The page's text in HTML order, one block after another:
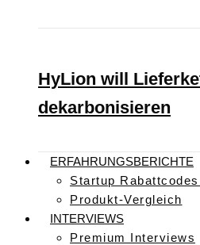
HyLion will
dekarbonisieren
ERFAHRUNGSBERICHTE
Startup
Produkt-Vergleich
INTERVIEWS
Premium Interviews